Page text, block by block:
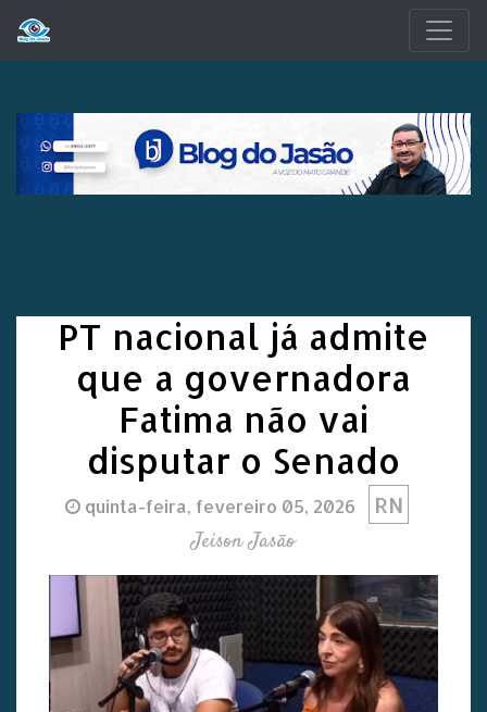
PT nacional já admite
que a governadora
Fatima não vai
disputar o Senado
quinta-feira, fevereiro 05, 2026 RN
Jeison Jasão